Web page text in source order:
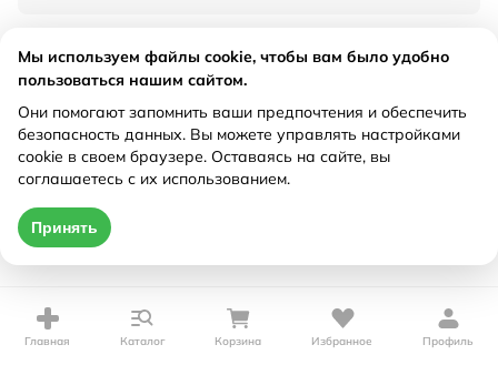
Характеристики
Рецепт Не требуется
Цена действительна только при оформлении онлайн
Главная Каталог Корзина Избранное Профиль
Мы используем файлы cookie, чтобы вам было удобно
пользоваться нашим сайтом.
Они помогают запомнить ваши предпочтения и обеспечить
безопасность данных. Вы можете управлять настройками
cookie в своем браузере. Оставаясь на сайте, вы
соглашаетесь с их использованием.
Принять